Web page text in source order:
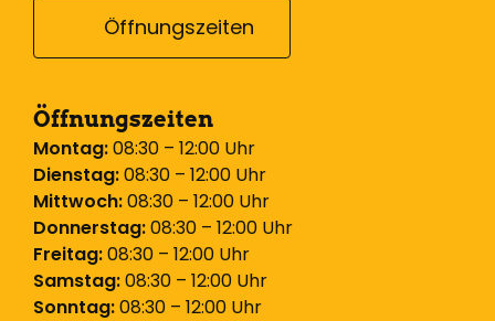
Öffnungszeiten
Öffnungszeiten
Montag:08:30 – 12:00 Uhr
Dienstag:08:30 – 12:00 Uhr
Mittwoch:08:30 – 12:00 Uhr
Donnerstag:08:30 – 12:00 Uhr
Freitag:08:30 – 12:00 Uhr
Samstag:08:30 – 12:00 Uhr
Sonntag:08:30 – 12:00 Uhr